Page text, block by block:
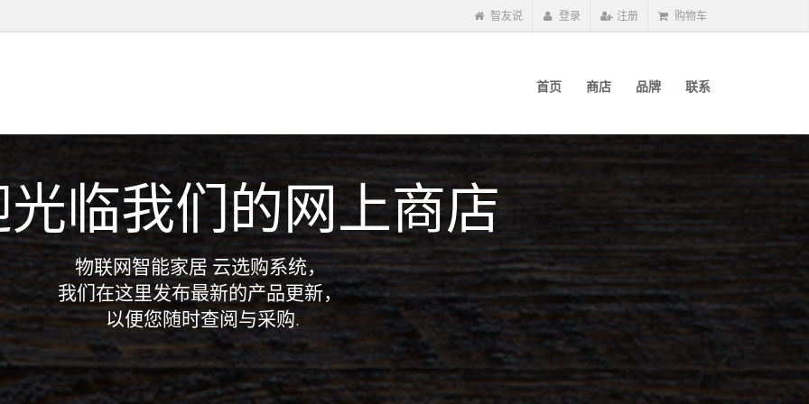
智友说 登录 注册 购物车
首页 商店 品牌 联系
临我们的网上商店
物联网智能家居 云选购系统，
我们在这里发布最新的产品更新，
以便您随时查阅与采购.